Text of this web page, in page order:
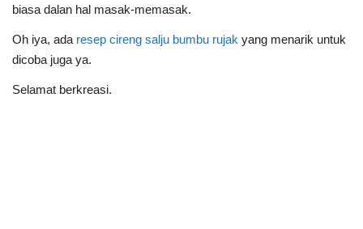
biasa dalan hal masak-memasak.
Oh iya, ada resep cireng salju bumbu rujak yang menarik untuk
dicoba juga ya.
Selamat berkreasi.